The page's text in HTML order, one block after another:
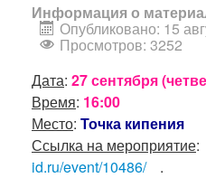
Информация о
Опубликовано: 15
Просмотров: 3252
Дата: 27 сентября
Время: 16:00
Место: Точка кипения
Ссылка на мероприятие:
id.ru/event/10486/
.